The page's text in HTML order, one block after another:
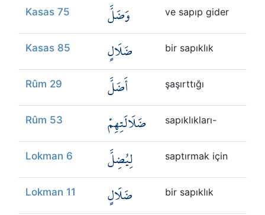
Kasas 75 وَضَلَّ ve sapıp gider
Kasas 85 ضَلَالٍ bir sapıklık
Rûm 29 أَضَلَّ şaşırttığı
Rûm 53 ضَلَالَتِهِمْ sapıklıkları-
Lokman 6 لِيُضِلَّ saptırmak için
Lokman 11 ضَلَالٍ bir sapıklık